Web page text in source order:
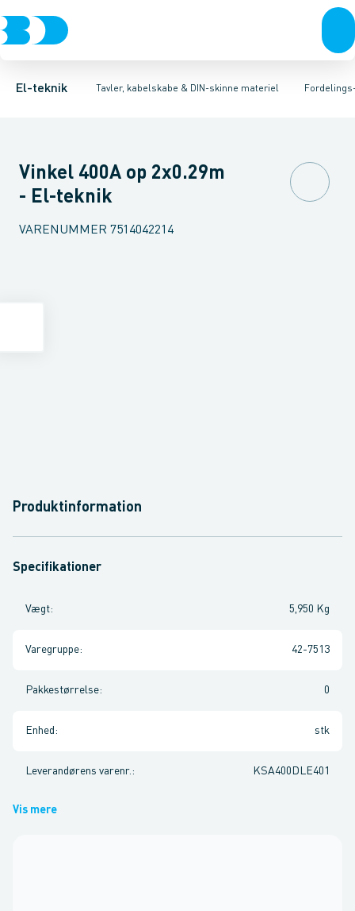
El-teknik Tavler, kabelskabe & DIN-skinne materiel
Afbrydere, stikkontakter & lampeudtagForgreningsmateriel
Tavler, kapsling og rackskabe Fordelings-/byggepladstavler
Afgangsbox for kanalskinneTilgangsboks for strømskinne
Vinkel 400A op 2x0.29m
- El-teknik
VARENUMMER 7514042214
Produktinformation
Specifikationer
Vægt: 5,950 Kg
Varegruppe: 42-7513
Pakkestørrelse: 0
Enhed : stk
Leverandørens varenr. : KSA400DLE401
Vis mere